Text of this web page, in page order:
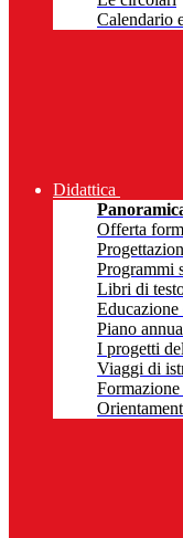
Calendario
Didattica
Offerta
Programmi
Libri di
Educazione
Piano
I progetti
Viaggi di